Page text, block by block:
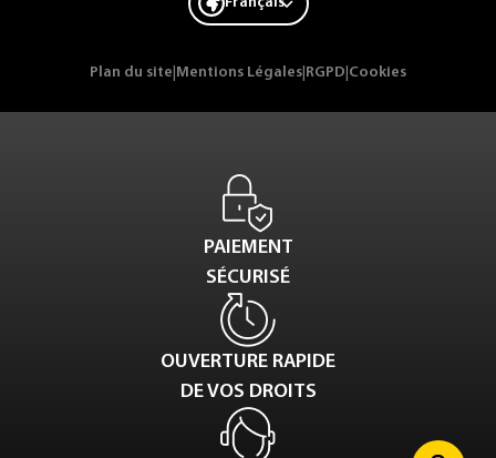
Plan du site Mentions Légales RGPD Cookies
PAIEMENT
SÉCURISÉ
OUVERTURE RAPIDE
DE VOS DROITS